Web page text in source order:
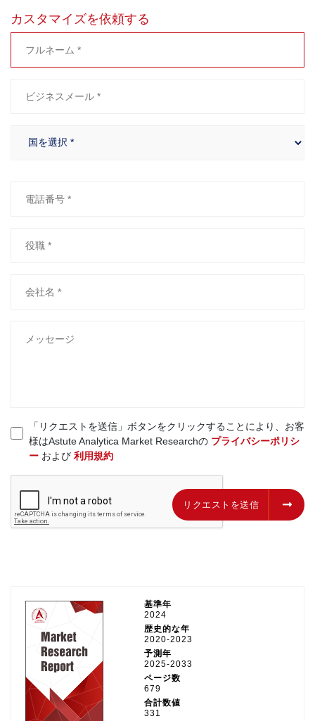
カスタマイズを依頼する
「リクエストを送信」ボタンをクリックすることにより、お客
様はAstute Analytica Market Researchの プライバシーポリシ
ーおよび 利用規約
リクエストを送信 リクエストを送信
基準年
2024
歴史的な年
2020-2023
予測年
2025-2033
ページ数
679
合計数値
331